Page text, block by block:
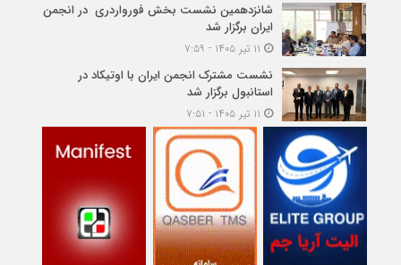
شانزدهمین نشست بخش فورواردری در انجمن
ایران برگزار شد
نشست مشترک انجمن ایران با اوتیکاد در
استانبول برگزار شد